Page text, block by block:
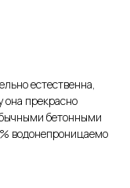
естественна,
она прекрасно
бетонными
водонепроницаемо